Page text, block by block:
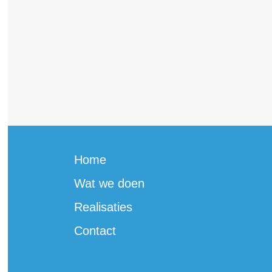
Home
Wat we doen
Realisaties
Contact